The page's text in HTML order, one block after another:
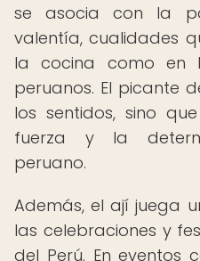
se asocia con la
valentía, cualidades
la cocina como en
peruanos. El picante
los sentidos, sino
fuerza y la
peruano.
Además, el ají juega
las celebraciones y
del Perú. En eventos